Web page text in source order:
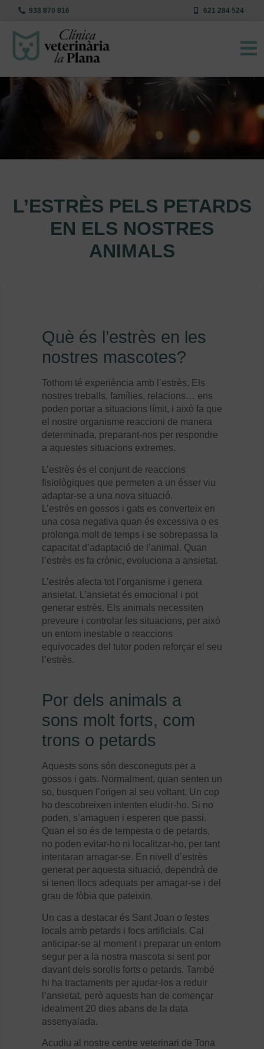
938 870 816 621 284 524
L’ESTRÈS PELS PETARDS
EN ELS NOSTRES
ANIMALS
Què és l’estrès en les
nostres mascotes?
Tothom té experiència amb l’estrès. Els
nostres treballs, famílies, relacions… ens
poden portar a situacions límit, i això fa que
el nostre organisme reaccioni de manera
determinada, preparant-nos per respondre
a aquestes situacions extremes.
L’estrès és el conjunt de reaccions
fisiològiques que permeten a un ésser viu
adaptar-se a una nova situació.
L’estrès en gossos i gats es converteix en
una cosa negativa quan és excessiva o es
prolonga molt de temps i se sobrepassa la
capacitat d’adaptació de l’animal. Quan
l’estrès es fa crònic, evoluciona a ansietat.
L’estrès afecta tot l’organisme i genera
ansietat. L’ansietat és emocional i pot
generar estrès. Els animals necessiten
preveure i controlar les situacions, per això
un entorn inestable o reaccions
equivocades del tutor poden reforçar el seu
l’estrès.
Por dels animals a
sons molt forts, com
trons o petards
Aquests sons són desconeguts per a
gossos i gats. Normalment, quan senten un
so, busquen l’origen al seu voltant. Un cop
ho descobreixen intenten eludir-ho. Si no
poden, s’amaguen i esperen que passi.
Quan el so és de tempesta o de petards,
no poden evitar-ho ni localitzar-ho, per tant
intentaran amagar-se. En nivell d’estrès
generat per aquesta situació, dependrà de
si tenen llocs adequats per amagar-se i del
grau de fòbia que pateixin.
Un cas a destacar és Sant Joan o festes
locals amb petards i focs artificials. Cal
anticipar-se al moment i preparar un entorn
segur per a la nostra mascota si sent por
davant dels sorolls forts o petards. També
hi ha tractaments per ajudar-los a reduir
l’ansietat, però aquests han de començar
idealment 20 dies abans de la data
assenyalada.
Acudiu al nostre centre veterinari de Tona